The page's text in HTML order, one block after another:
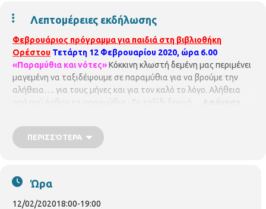
Λεπτομέρειες εκδήλωσης
Φεβρουάριος πρόγραμμα για παιδιά στη βιβλιοθήκη
Ορέστου Τετάρτη 12 Φεβρουαρίου 2020, ώρα 6.00
«Παραμύθια και νότες»Κόκκινη κλωστή δεμένη μας περιμένει
μαγεμένη να ταξιδέψουμε σε παραμύθια για να βρούμε την
αλήθεια…. για τους μήνες και για τον καλό το λόγο. Αλήθεια
από πού ήρθαν τα παραμύθια ; Το ταξίδι ξεκινά…
Αφήγηση
παιδιά από 5 – 105 ετών. Με προεγγραφή
ΒΙΒΛΙΟΘΗΚΗ ΟΡΕΣΤΟΥ
ΠΕΡΙΣΣΌΤΕΡΑ
Ώρα
12/02/202018:00-19:00